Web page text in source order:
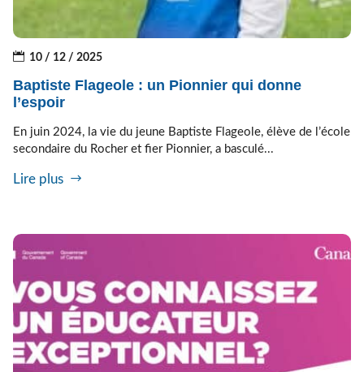
10 / 12 / 2025
Baptiste Flageole : un Pionnier qui donne
l’espoir
En juin 2024, la vie du jeune Baptiste Flageole, élève de l’école
secondaire du Rocher et fier Pionnier, a basculé...
Lire plus